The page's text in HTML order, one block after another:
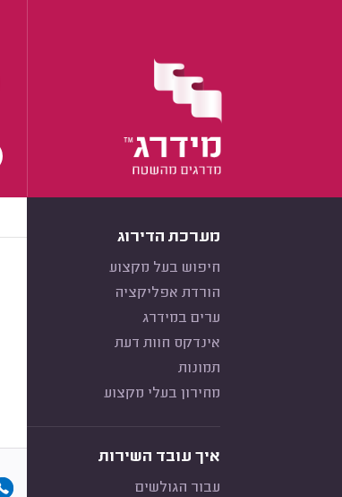
מערכת הדירוג
חיפוש בעל מקצוע
הורדת אפליקציה
ערים במידרג
אינדקס חוות דעת
תמונות
מחירון בעלי מקצוע
איך עובד השירות
עבור הגולשים